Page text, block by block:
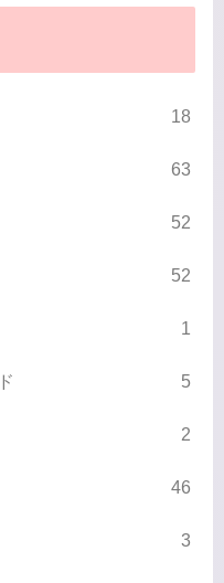
18
63
52
52
1
5
2
46
3